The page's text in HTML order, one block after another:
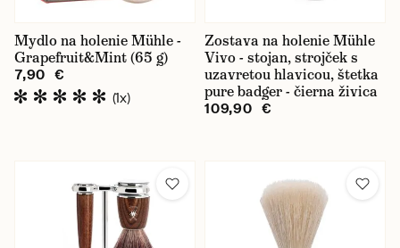
Mydlo na holenie Mühle -
Grapefruit&Mint (65 g)
7,90 €
(1x)
Zostava na holenie Mühle
Vivo - stojan, strojček s
uzavretou hlavicou, štetka
pure badger - čierna živica
109,90 €